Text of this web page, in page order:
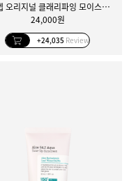
원스텝 오리지널 클래리파잉 모이스처 패드 100매
24,000원
+24,035 Review